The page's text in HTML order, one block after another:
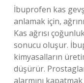
İbuprofen kas
anlamak için,
Kas ağrısı
sonucu oluşur.
kimyasalların
düşürür.
alarmını